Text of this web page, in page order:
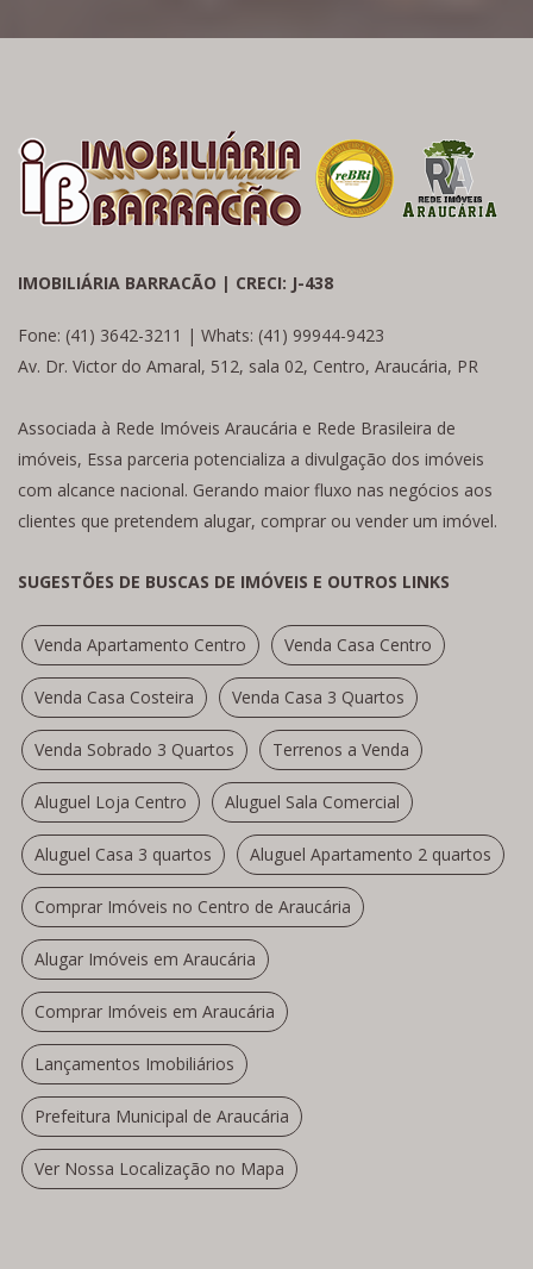
IMOBILIÁRIA BARRACÃO | CRECI: J-438
Fone: (41) 3642-3211 | Whats: (41) 99944-9423
Av. Dr. Victor do Amaral, 512, sala 02, Centro, Araucária, PR
Associada à Rede Imóveis Araucária e Rede Brasileira de
imóveis, Essa parceria potencializa a divulgação dos imóveis
com alcance nacional. Gerando maior fluxo nas negócios aos
clientes que pretendem alugar, comprar ou vender um imóvel.
SUGESTÕES DE BUSCAS DE IMÓVEIS E OUTROS LINKS
Venda Apartamento Centro Venda Casa Centro
Venda Casa Costeira Venda Casa 3 Quartos
Venda Sobrado 3 Quartos Terrenos a Venda
Aluguel Loja Centro Aluguel Sala Comercial
Aluguel Casa 3 quartos Aluguel Apartamento 2 quartos
Comprar Imóveis no Centro de Araucária
Alugar Imóveis em Araucária
Comprar Imóveis em Araucária
Lançamentos Imobiliários
Prefeitura Municipal de Araucária
Ver Nossa Localização no Mapa